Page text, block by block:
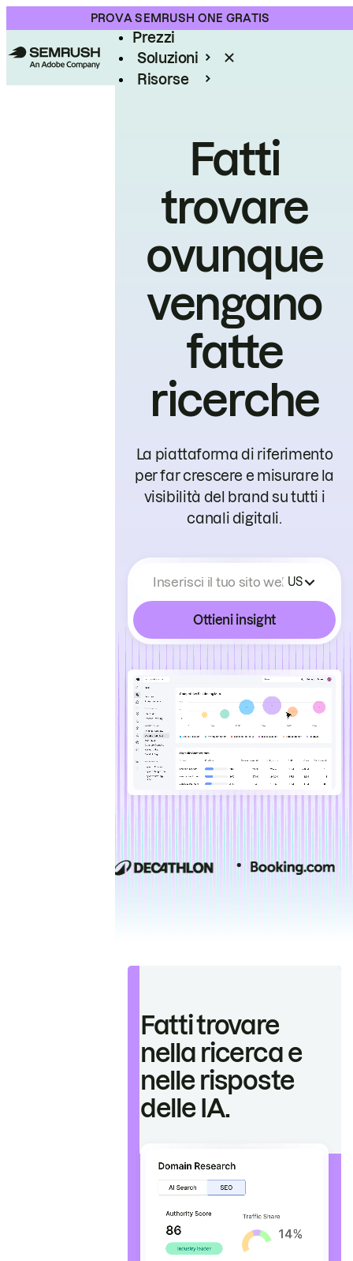
PROVA SEMRUSH ONE GRATIS
Prodotto
Prezzi
Soluzioni
Risorse
Fatti
trovare
ovunque
vengano
fatte
ricerche
La piattaforma di riferimento
per far crescere e misurare la
visibilità del brand su tutti i
canali digitali.
Inserisci il tuo sito webUS
Ottieni insight
Fatti trovare
nella ricerca e
nelle risposte
delle IA.